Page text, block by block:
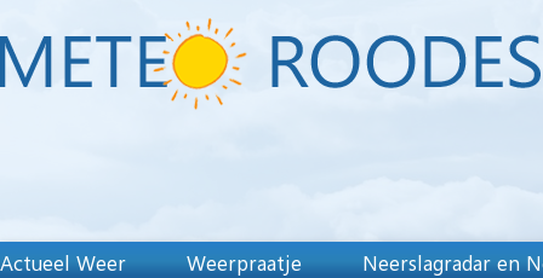
Actueel Weer Weerpraatje Neerslagradar en